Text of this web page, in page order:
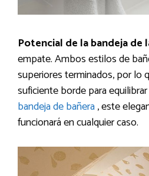
Potencial de la bandeja de
empate. Ambos estilos de
superiores terminados, por lo
suficiente borde para
bandeja de bañera, este
funcionará en cualquier caso.